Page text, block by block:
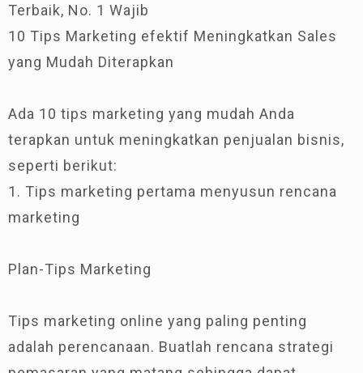
Terbaik, No. 1 Wajib
10 Tips Marketing efektif Meningkatkan Sales
yang Mudah Diterapkan
Ada 10 tips marketing yang mudah Anda
terapkan untuk meningkatkan penjualan bisnis,
seperti berikut:
1. Tips marketing pertama menyusun rencana
marketing
Plan-Tips Marketing
Tips marketing online yang paling penting
adalah perencanaan. Buatlah rencana strategi